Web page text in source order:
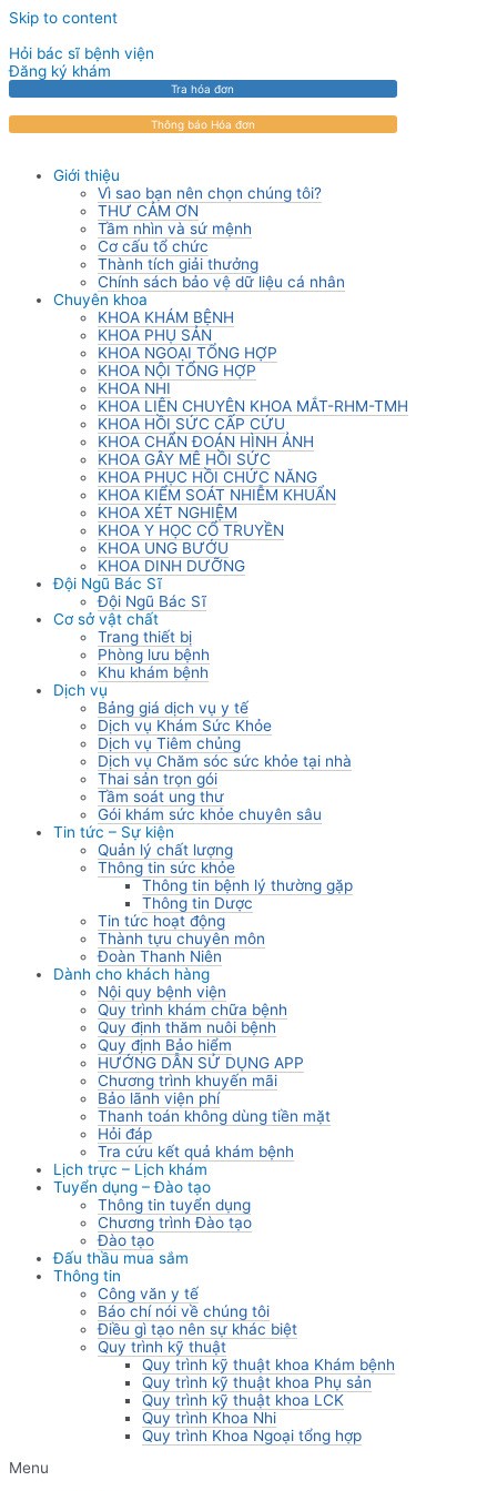
Skip to content
Hỏi bác sĩ bệnh viện
Đăng ký khám
Tra hóa đơn
Thông báo Hóa đơn
Giới thiệu
Vì sao bạn nên chọn chúng tôi?
THƯ CẢM ƠN
Tầm nhìn và sứ mệnh
Cơ cấu tổ chức
Thành tích giải thưởng
Chính sách bảo vệ dữ liệu cá nhân
Chuyên khoa
KHOA KHÁM BỆNH
KHOA PHỤ SẢN
KHOA NGOẠI TỔNG HỢP
KHOA NỘI TỔNG HỢP
KHOA NHI
KHOA LIÊN CHUYÊN KHOA MẮT-RHM-TMH
KHOA HỒI SỨC CẤP CỨU
KHOA CHẨN ĐOÁN HÌNH ẢNH
KHOA GÂY MÊ HỒI SỨC
KHOA PHỤC HỒI CHỨC NĂNG
KHOA KIỂM SOÁT NHIỄM KHUẨN
KHOA XÉT NGHIỆM
KHOA Y HỌC CỔ TRUYỀN
KHOA UNG BƯỚU
KHOA DINH DƯỠNG
Đội Ngũ Bác Sĩ
Đội Ngũ Bác Sĩ
Cơ sở vật chất
Trang thiết bị
Phòng lưu bệnh
Khu khám bệnh
Dịch vụ
Bảng giá dịch vụ y tế
Dịch vụ Khám Sức Khỏe
Dịch vụ Tiêm chủng
Dịch vụ Chăm sóc sức khỏe tại nhà
Thai sản trọn gói
Tầm soát ung thư
Gói khám sức khỏe chuyên sâu
Tin tức – Sự kiện
Quản lý chất lượng
Thông tin sức khỏe
Thông tin bệnh lý thường gặp
Thông tin Dược
Tin tức hoạt động
Thành tựu chuyên môn
Đoàn Thanh Niên
Dành cho khách hàng
Nội quy bệnh viện
Quy trình khám chữa bệnh
Quy định thăm nuôi bệnh
Quy định Bảo hiểm
HƯỚNG DẪN SỬ DỤNG APP
Chương trình khuyến mãi
Bảo lãnh viện phí
Thanh toán không dùng tiền mặt
Hỏi đáp
Tra cứu kết quả khám bệnh
Lịch trực – Lịch khám
Tuyển dụng – Đào tạo
Thông tin tuyển dụng
Chương trình Đào tạo
Đào tạo
Đấu thầu mua sắm
Thông tin
Công văn y tế
Báo chí nói về chúng tôi
Điều gì tạo nên sự khác biệt
Quy trình kỹ thuật
Quy trình kỹ thuật khoa Khám bệnh
Quy trình kỹ thuật khoa Phụ sản
Quy trình kỹ thuật khoa LCK
Quy trình Khoa Nhi
Quy trình Khoa Ngoại tổng hợp
Menu